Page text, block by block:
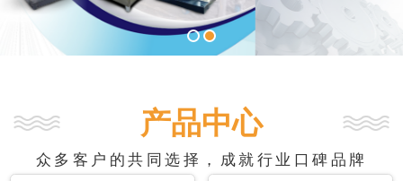
产品中心
众多客户的共同选择，成就行业口碑品牌